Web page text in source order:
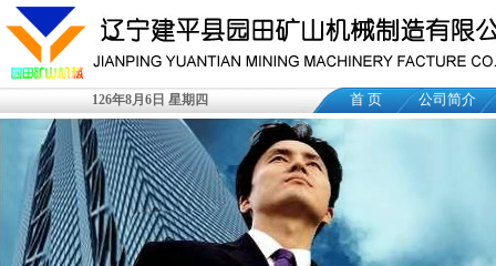
126年8月6日 星期四 首 页 公司简介